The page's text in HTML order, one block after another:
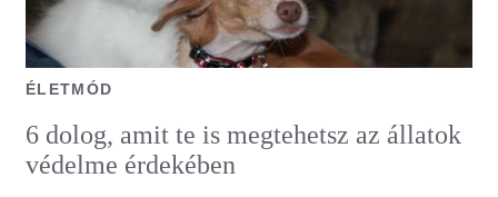
ÉLETMÓD
6 dolog, amit te is megtehetsz az állatok
védelme érdekében